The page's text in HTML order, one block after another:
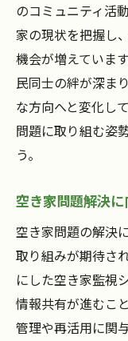
のコミュニティ活
家の現状を把握し
機会が増えていま
民同士の絆が深ま
な方向へと変化し
問題に取り組む姿
う。
空き家問題解決
空き家問題の解決
取り組みが期待さ
にした空き家監視
情報共有が進むこ
管理や再活用に関